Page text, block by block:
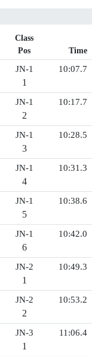
Class
Pos
Time
JN-1
1
10:07.7
JN-1
2
10:17.7
JN-1
3
10:28.5
JN-1
4
10:31.3
JN-1
5
10:38.6
JN-1
6
10:42.0
JN-2
1
10:49.3
JN-2
2
10:53.2
JN-3
1
11:06.4